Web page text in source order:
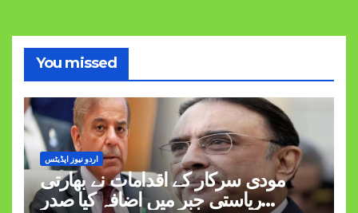
You missed
اردو نیوز اپڈیٹس
مودی سرکار کے اقدامات نے بھارتی
ریاستی جبر میں اضافہ کیا صدر